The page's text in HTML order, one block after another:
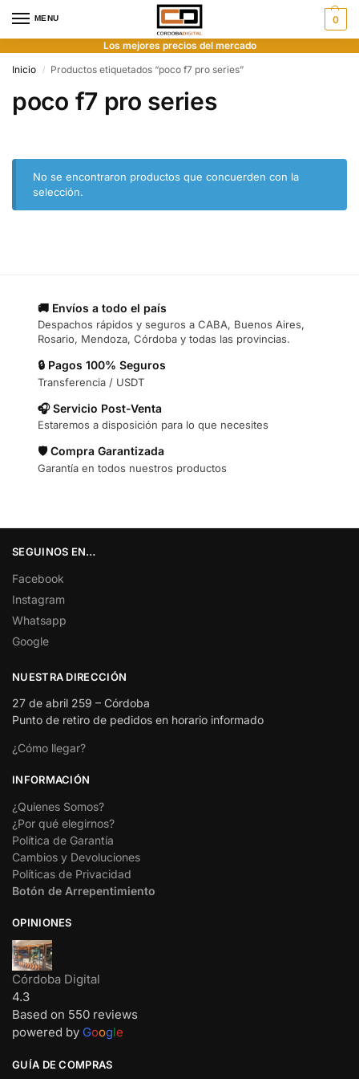
MENU 0
Los mejores precios del mercado
Inicio
/ Productos etiquetados “poco f7 pro series”
poco f7 pro series
No se encontraron productos que concuerden con la
selección.
🚚 Envíos a todo el país
Despachos rápidos y seguros a CABA, Buenos Aires,
Rosario, Mendoza, Córdoba y todas las provincias.
🔒 Pagos 100% Seguros
Transferencia / USDT
🎧 Servicio Post-Venta
Estaremos a disposición para lo que necesites
🛡️ Compra Garantizada
Garantía en todos nuestros productos
SEGUINOS EN…
Facebook
Instagram
Whatsapp
Google
NUESTRA DIRECCIÓN
27 de abril 259 – Córdoba
Punto de retiro de pedidos en horario informado
¿Cómo llegar?
INFORMACIÓN
¿Quienes Somos?
¿Por qué elegirnos?
Política de Garantía
Cambios y Devoluciones
Políticas de Privacidad
Botón de Arrepentimiento
OPINIONES
Córdoba Digital
4.3
Based on 550 reviews
powered by Google
GUÍA DE COMPRAS